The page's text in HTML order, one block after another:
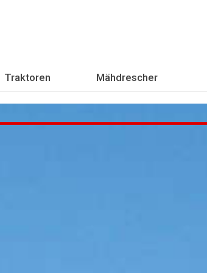
Traktoren Mähdrescher